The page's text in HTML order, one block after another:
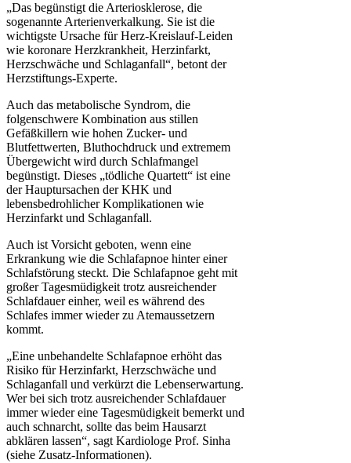
„Das begünstigt die Arteriosklerose, die
sogenannte Arterienverkalkung. Sie ist die
wichtigste Ursache für Herz-Kreislauf-Leiden
wie koronare Herzkrankheit, Herzinfarkt,
Herzschwäche und Schlaganfall“, betont der
Herzstiftungs-Experte.
Auch das metabolische Syndrom, die
folgenschwere Kombination aus stillen
Gefäßkillern wie hohen Zucker- und
Blutfettwerten, Bluthochdruck und extremem
Übergewicht wird durch Schlafmangel
begünstigt. Dieses „tödliche Quartett“ ist eine
der Hauptursachen der KHK und
lebensbedrohlicher Komplikationen wie
Herzinfarkt und Schlaganfall.
Auch ist Vorsicht geboten, wenn eine
Erkrankung wie die Schlafapnoe hinter einer
Schlafstörung steckt. Die Schlafapnoe geht mit
großer Tagesmüdigkeit trotz ausreichender
Schlafdauer einher, weil es während des
Schlafes immer wieder zu Atemaussetzern
kommt.
„Eine unbehandelte Schlafapnoe erhöht das
Risiko für Herzinfarkt, Herzschwäche und
Schlaganfall und verkürzt die Lebenserwartung.
Wer bei sich trotz ausreichender Schlafdauer
immer wieder eine Tagesmüdigkeit bemerkt und
auch schnarcht, sollte das beim Hausarzt
abklären lassen“, sagt Kardiologe Prof. Sinha
(siehe Zusatz-Informationen).